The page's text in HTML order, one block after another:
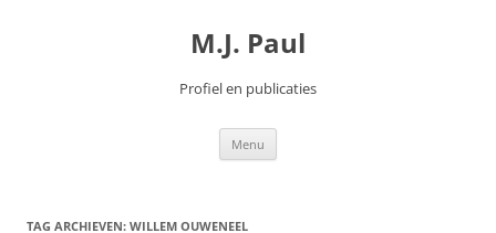
M.J. Paul
Profiel en publicaties
Menu
TAG ARCHIEVEN: WILLEM OUWENEEL